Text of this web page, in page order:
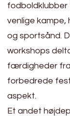
fodboldklubber
venlige
og sportsånd.
workshops
færdigheder
forbedrede
aspekt.
Et andet